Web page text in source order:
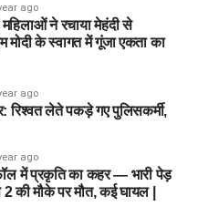
ago
ने रचाया मेहंदी से
मोदी के स्वागत में गूंजा एकता का
ago
रिश्वत लेते पकड़े गए पुलिसकर्मी,
ago
में प्रकृति का कहर — भारी पेड़
की मौके पर मौत, कई घायल |